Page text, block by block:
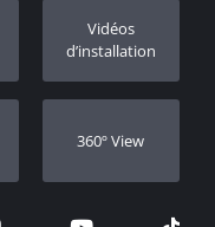
Vidéos
d’installation
360º View